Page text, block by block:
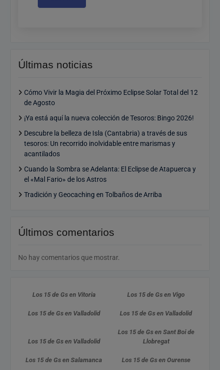
Últimas noticias
Cómo Vivir la Magia del Próximo Eclipse Solar Total del 12
de Agosto
¡Ya está aquí la nueva colección de Tesoros: Bingo 2026!
Descubre la belleza de Isla (Cantabria) a través de sus
tesoros: Un recorrido inolvidable entre marismas y
acantilados
Cuando la Sombra se Adelanta: El Eclipse de Atapuerca y
el «Mal Fario» de los Astros
Tradición y Geocaching en Tolbaños de Arriba
Últimos comentarios
No hay comentarios que mostrar.
Los 15 de Gs en Vitoria Los 15 de Gs en Vigo
Los 15 de Gs en Valladolid Los 15 de Gs en Valladolid
Los 15 de Gs en Valladolid
Los 15 de Gs en Sant Boi de
Llobregat
Los 15 de Gs en Salamanca Los 15 de Gs en Ourense